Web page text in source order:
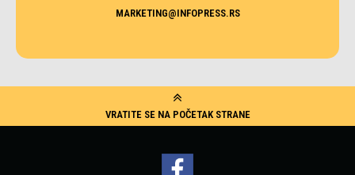
MARKETING@INFOPRESS.RS
VRATITE SE NA POČETAK STRANE